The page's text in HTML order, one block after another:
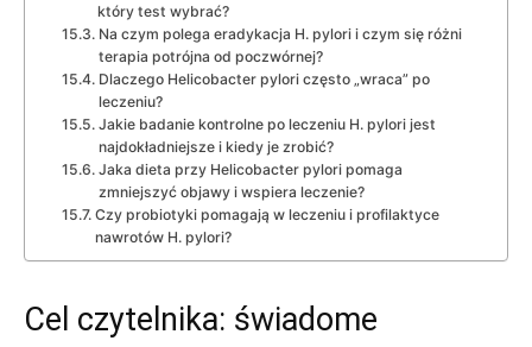
który test wybrać?
Na czym polega eradykacja H. pylori i czym się różni
terapia potrójna od poczwórnej?
Dlaczego Helicobacter pylori często „wraca” po
leczeniu?
Jakie badanie kontrolne po leczeniu H. pylori jest
najdokładniejsze i kiedy je zrobić?
Jaka dieta przy Helicobacter pylori pomaga
zmniejszyć objawy i wspiera leczenie?
Czy probiotyki pomagają w leczeniu i profilaktyce
nawrotów H. pylori?
Cel czytelnika: świadome